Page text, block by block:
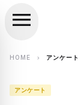
search
menu
HOME chevron_right アンケート
アンケート